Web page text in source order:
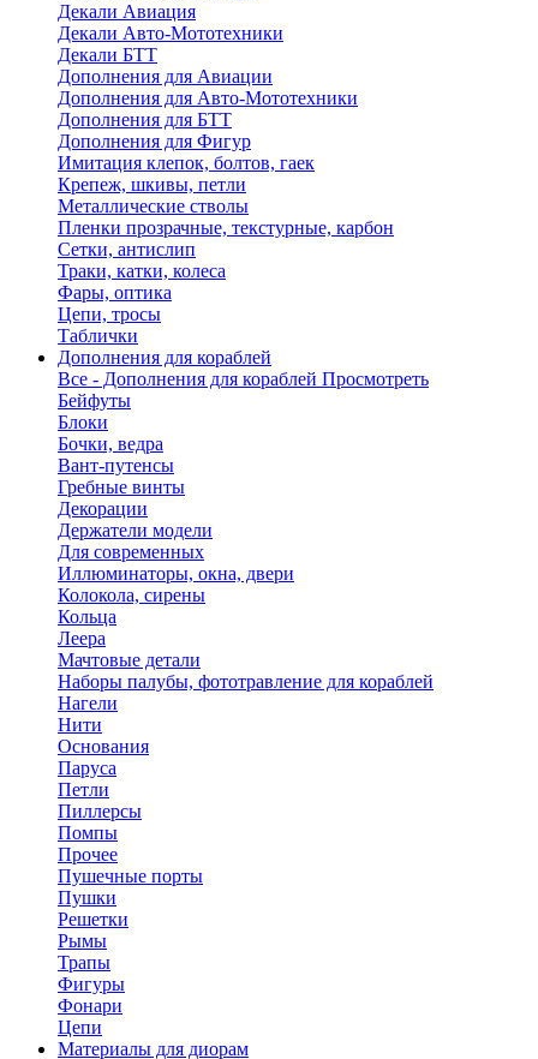
Декали Авиация
Декали Авто-Мототехники
Декали БТТ
Дополнения для Авиации
Дополнения для Авто-Мототехники
Дополнения для БТТ
Дополнения для Фигур
Имитация клепок, болтов, гаек
Крепеж, шкивы, петли
Металлические стволы
Пленки прозрачные, текстурные, карбон
Сетки, антислип
Траки, катки, колеса
Фары, оптика
Цепи, тросы
Таблички
Дополнения для кораблей
Все - Дополнения для кораблей Просмотреть
Бейфуты
Блоки
Бочки, ведра
Вант-путенсы
Гребные винты
Декорации
Держатели модели
Для современных
Иллюминаторы, окна, двери
Колокола, сирены
Кольца
Леера
Мачтовые детали
Наборы палубы, фототравление для кораблей
Нагели
Нити
Основания
Паруса
Петли
Пиллерсы
Помпы
Прочее
Пушечные порты
Пушки
Решетки
Рымы
Трапы
Фигуры
Фонари
Цепи
Материалы для диорам